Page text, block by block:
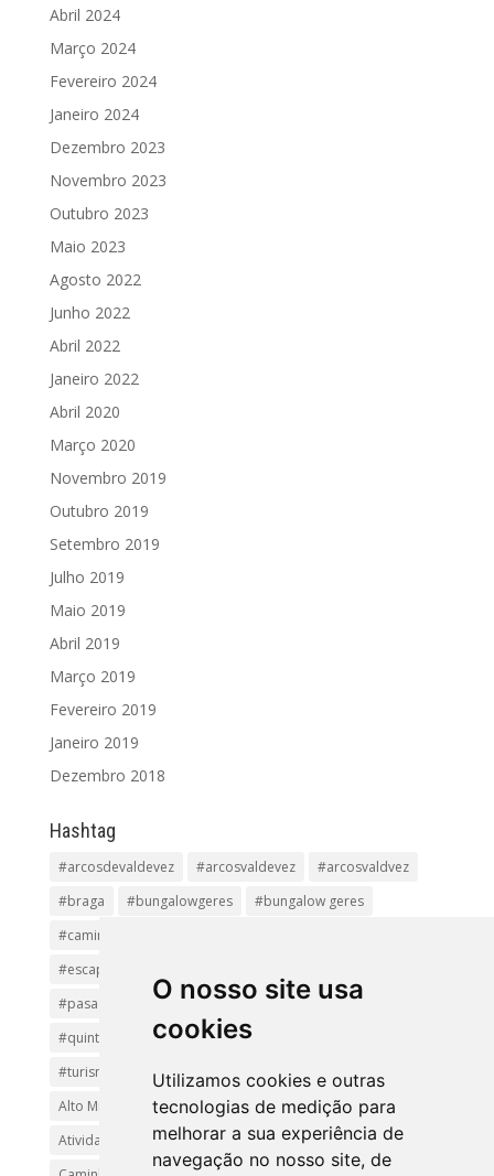
O nosso site usa
cookies
Utilizamos cookies e outras
tecnologias de medição para
melhorar a sua experiência de
navegação no nosso site, de
Abril 2024
Março 2024
Fevereiro 2024
Janeiro 2024
Dezembro 2023
Novembro 2023
Outubro 2023
Maio 2023
Agosto 2022
Junho 2022
Abril 2022
Janeiro 2022
Abril 2020
Março 2020
Novembro 2019
Outubro 2019
Setembro 2019
Julho 2019
Maio 2019
Abril 2019
Março 2019
Fevereiro 2019
Janeiro 2019
Dezembro 2018
Hashtag
#arcosdevaldevez #arcosvaldevez
#arcosvaldvez
#braga
#bungalowgeres
#bungalow geres
#caminhadas
#escapadinha
#pasadiços
#passadiçosdovez
#penedageres
#quintalamosa
#religião
#turismoreligioso
#turismorural
#vianadocastelo
Alto Minho
Arcos de Valdevez.
Arcos Valdevez
Atividades e Passeios
aventura
Caminhadas e Passeio